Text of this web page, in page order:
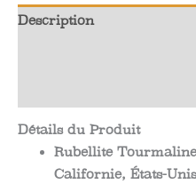
Stewart,
Description
Détails du Produit
Rubellite
Californie, États-